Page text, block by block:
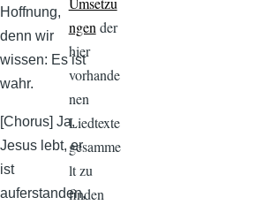
Hoffnung,
denn wir
wissen: Es ist
wahr.
[Chorus] Ja,
Jesus lebt, er
ist
auferstanden,
ngender
hier
vorhande
nen
Liedtexte
gesamme
lt zu
finden